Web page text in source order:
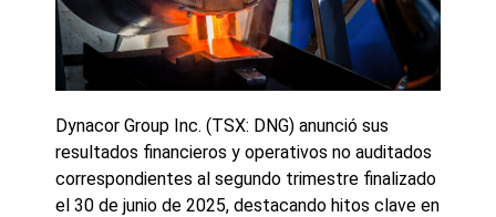
Dynacor Group Inc. (TSX: DNG) anunció sus
resultados financieros y operativos no auditados
correspondientes al segundo trimestre finalizado
el 30 de junio de 2025, destacando hitos clave en